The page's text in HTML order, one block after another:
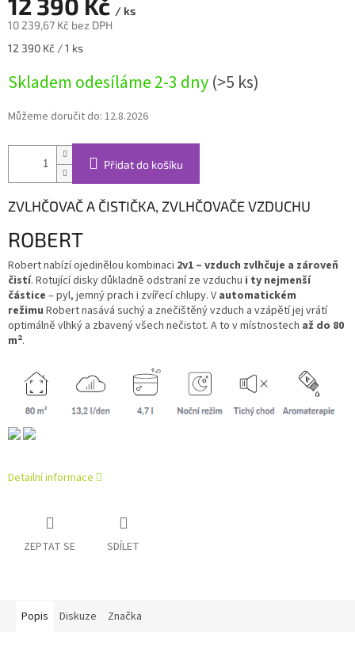
12 390 Kč / ks
10 239,67 Kč bez DPH
Měrná
12 390 Kč / 1 ks
Skladem odesíláme 2-3 dny(>5 ks)
Můžeme doručit do: 12.8.2026
Přidat do košíku
ZVLHČOVAČ A ČISTIČKA, ZVLHČOVAČE VZDUCHU
ROBERT
Robert nabízí ojedinělou kombinaci 2v1 – vzduch zvlhčuje a zároveň
čistí. Rotující disky důkladně odstraní ze vzduchu i ty nejmenší
částice – pyl, jemný prach i zvířecí chlupy. V automatickém
režimu Robert nasává suchý a znečištěný vzduch a vzápětí jej vrátí
optimálně vlhký a zbavený všech nečistot. A to v místnostech až do 80
m2.
Detailní informace
ZEPTAT SE SDÍLET
Popis Diskuze Značka